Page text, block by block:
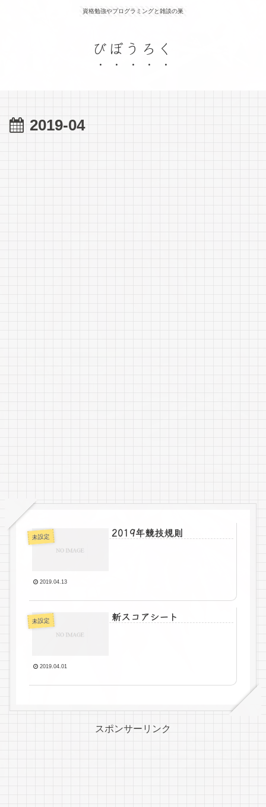
資格勉強やプログラミングと雑談の巣
びぼうろく
2019-04
未設定 2019年競技規則
2019.04.13
未設定 新スコアシート
2019.04.01
スポンサーリンク